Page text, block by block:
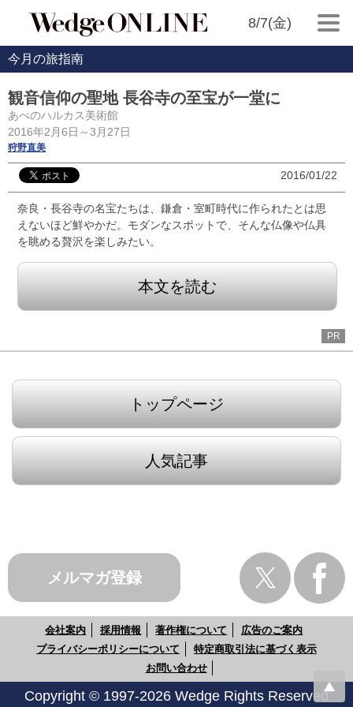
8/7(金)
今月の旅指南
観音信仰の聖地 長谷寺の至宝が一堂に
あべのハルカス美術館
2016年2月6日～3月27日
狩野直美
2016/01/22
奈良・長谷寺の名宝たちは、鎌倉・室町時代に作られたとは思
えないほど鮮やかだ。モダンなスポットで、そんな仏像や仏具
を眺める贅沢を楽しみたい。
本文を読む
PR
トップページ
人気記事
メルマガ登録
会社案内 採用情報 著作権について
広告のご案内
プライバシーポリシーについて
特定商取引法に基づく表示
お問い合わせ
Copyright © 1997-2026 Wedge Rights Reserved